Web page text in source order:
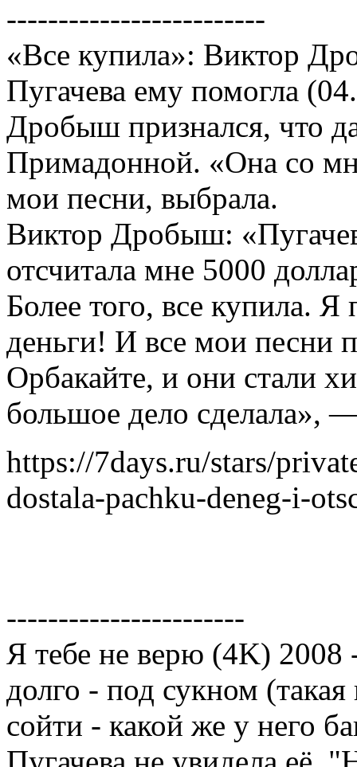
-------------------------
«Все купила»: Виктор
Пугачева ему помогла
Дробыш признался, что
Примадонной. «Она со
мои песни, выбрала.
Виктор Дробыш:
отсчитала мне 5000
Более того, все купила.
деньги! И все мои песни
Орбакайте, и они стали
большое дело сделала»,
https://7days.ru/stars/
dostala-pachku-deneg-i-
-----------------------
Я тебе не верю (4K) 2008
долго - под сукном
сойти - какой же у него